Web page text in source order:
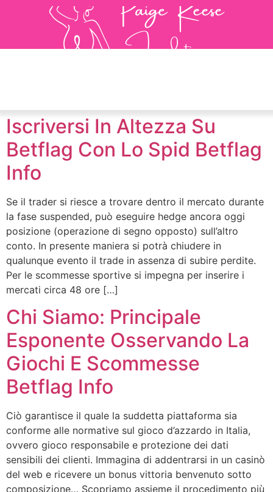
Iscriversi In Altezza Su
Betflag Con Lo Spid Betflag
Info
Se il trader si riesce a trovare dentro il mercato durante
la fase suspended, può eseguire hedge ancora oggi
posizione (operazione di segno opposto) sull’altro
conto. In presente maniera si potrà chiudere in
qualunque evento il trade in assenza di subire perdite.
Per le scommesse sportive si impegna per inserire i
mercati circa 48 ore […]
Chi Siamo: Principale
Esponente Osservando La
Giochi E Scommesse
Betflag Info
Ciò garantisce il quale la suddetta piattaforma sia
conforme alle normative sul gioco d’azzardo in Italia,
ovvero gioco responsabile e protezione dei dati
sensibili dei clienti. Immagina di addentrarsi in un casinò
del web e ricevere un bonus vittoria benvenuto sotto
composizione… Scopriamo assieme il procedimento più